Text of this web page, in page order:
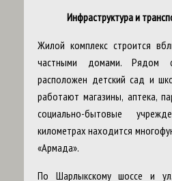
Инфраструктура и
Жилой комплекс строится
частными домами. Рядом
расположен детский сад и
работают магазины, аптека,
социально-бытовые
километрах находится
«Армада».
По Шарлыкскому шоссе и ул.